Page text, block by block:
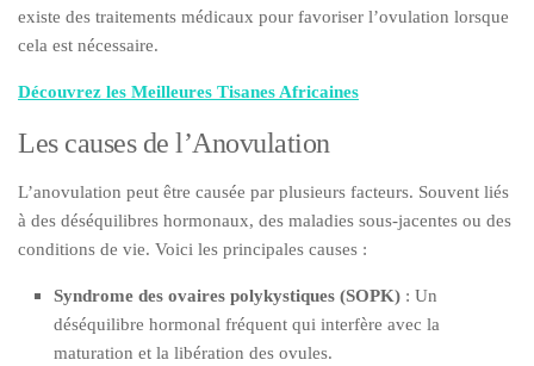
existe des traitements médicaux pour favoriser l’ovulation lorsque
cela est nécessaire.
Découvrez les Meilleures Tisanes Africaines
Les causes de l’Anovulation
L’anovulation peut être causée par plusieurs facteurs. Souvent liés
à des déséquilibres hormonaux, des maladies sous-jacentes ou des
conditions de vie. Voici les principales causes :
Syndrome des ovaires polykystiques (SOPK) : Un
déséquilibre hormonal fréquent qui interfère avec la
maturation et la libération des ovules.